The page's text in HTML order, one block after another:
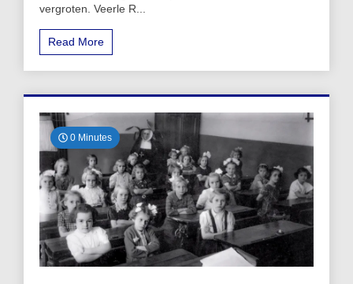
vergroten. Veerle R...
Read More
0 Minutes